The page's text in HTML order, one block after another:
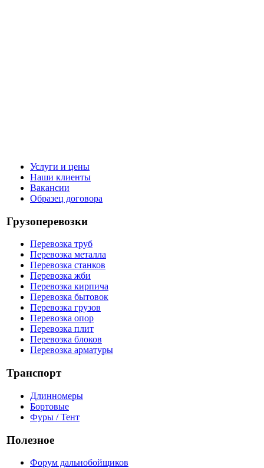
Услуги и цены
Наши клиенты
Вакансии
Образец договора
Грузоперевозки
Перевозка труб
Перевозка металла
Перевозка станков
Перевозка жби
Перевозка кирпича
Перевозка бытовок
Перевозка грузов
Перевозка опор
Перевозка плит
Перевозка блоков
Перевозка арматуры
Транспорт
Длинномеры
Бортовые
Фуры / Тент
Полезное
Форум дальнобойщиков